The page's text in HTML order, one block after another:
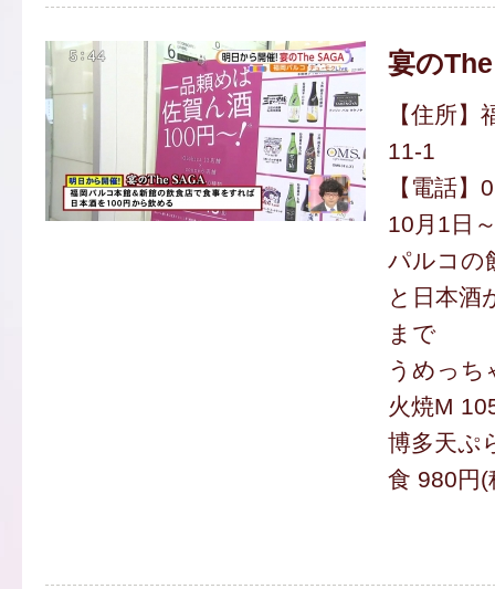
宴の
【住所
11-1
【電話
10月1日
パルコの
と日本酒
まで
うめっち
火焼M
博多天ぷ
食 980円(